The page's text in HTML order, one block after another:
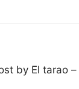
by El tarao –